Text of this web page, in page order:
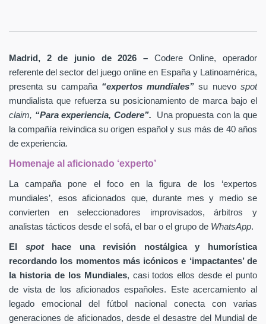
Madrid, 2 de junio de 2026 – Codere Online, operador
referente del sector del juego online en España y Latinoamérica,
presenta su campaña “expertos mundiales” su nuevospot
mundialista que refuerza su posicionamiento de marca bajo el
claim, “Para experiencia, Codere”.
Una propuesta con la que
la compañía reivindica su origen español y sus más de 40 años
de experiencia.
Homenaje al aficionado ‘experto’
La campaña pone el foco en la figura de los ‘expertos
mundiales’, esos aficionados que, durante mes y medio se
convierten en seleccionadores improvisados, árbitros y
analistas tácticos desde el sofá, el bar o el grupo de WhatsApp.
El spothace una revisión nostálgica y humorística
recordando los momentos más icónicos e ‘impactantes’ de
la historia de los Mundiales, casi todos ellos desde el punto
de vista de los aficionados españoles. Este acercamiento al
legado emocional del fútbol nacional conecta con varias
generaciones de aficionados, desde el desastre del Mundial de